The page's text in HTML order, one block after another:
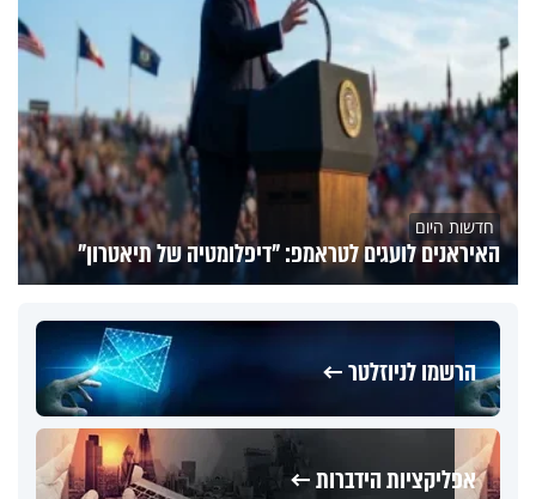
חדשות היום
האיראנים לועגים לטראמפ: "דיפלומטיה של תיאטרון"
הרשמו לניוזלטר ←
אפליקציות הידברות ←